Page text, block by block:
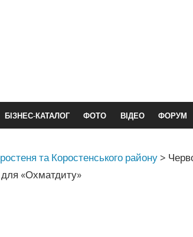
БІЗНЕС-КАТАЛОГ ФОТО ВІДЕО ФОРУМ
та Коростенського району >
для «Охматдиту»